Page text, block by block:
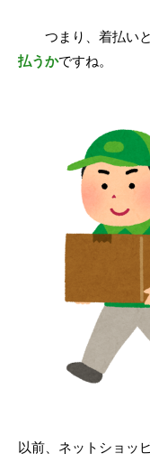
つまり、着払いと
払うかですね。
以前、ネットショッ